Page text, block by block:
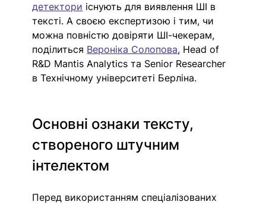
детектори існують для виявлення ШІ в
тексті. А своєю експертизою і тим, чи
можна повністю довіряти ШІ-чекерам,
поділиться Вероніка Солопова, Head of
R&D Mantis Analytics та Senior Researcher
в Технічному університеті Берліна.
Основні ознаки тексту,
створеного штучним
інтелектом
Перед використанням спеціалізованих